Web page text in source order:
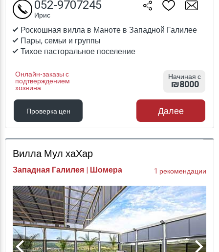
Роскошная вилла в Маноте в Западной Галилее
Пары, семьи и группы
Тихое пасторальное поселение
Онлайн-заказы с
подтверждением
хозяина
052-9707245
Ирис
Начиная с
₪8000
Проверка цен
Проверка цен
Далее
Вилла Мул хаХар
Западная Галилея | Шомера 1 рекомендации